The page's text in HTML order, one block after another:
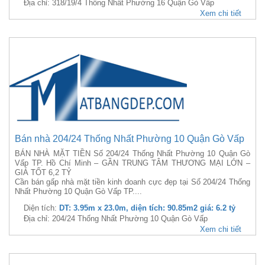
Địa chỉ: 318/19/4 Thống Nhất Phường 16 Quận Gò Vấp
Xem chi tiết
Bán nhà 204/24 Thống Nhất Phường 10 Quận Gò Vấp
BÁN NHÀ MẶT TIỀN Số 204/24 Thống Nhất Phường 10 Quận Gò
Vấp TP. Hồ Chí Minh – GẦN TRUNG TÂM THƯƠNG MẠI LỚN –
GIÁ TỐT 6,2 TỶ
Cần bán gấp nhà mặt tiền kinh doanh cực đẹp tại Số 204/24 Thống
Nhất Phường 10 Quận Gò Vấp TP....
Diện tích: DT: 3.95m x 23.0m, diện tích: 90.85m2 giá: 6.2 tỷ
Địa chỉ: 204/24 Thống Nhất Phường 10 Quận Gò Vấp
Xem chi tiết